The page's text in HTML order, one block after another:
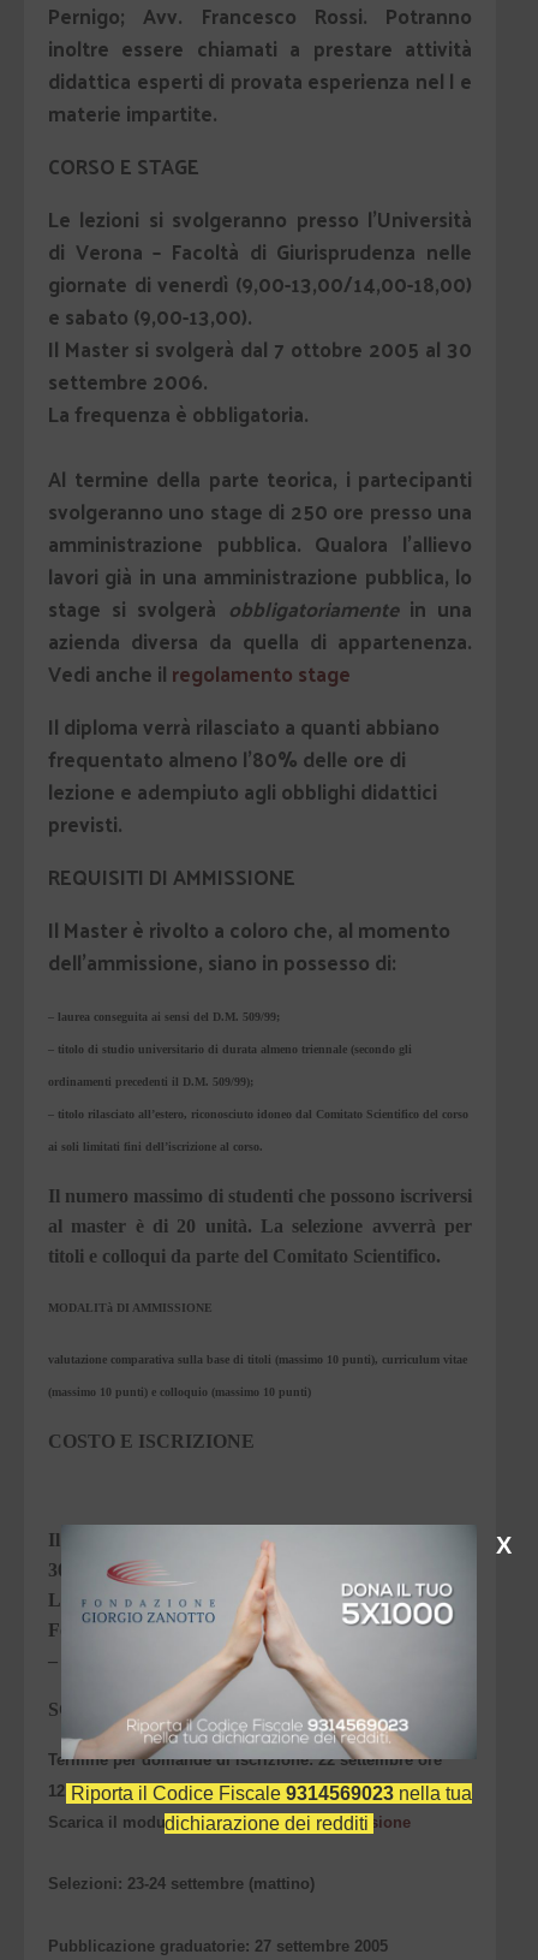
Pernigo; Avv. Francesco Rossi. Potranno
inoltre essere chiamati a prestare attività
didattica esperti di provata esperienza nel l e
materie impartite.
CORSO E STAGE
Le lezioni si svolgeranno presso l’Università
di Verona – Facoltà di Giurisprudenza nelle
giornate divenerdì (9,00-13,00/14,00-18,00)
e sabato (9,00-13,00).
Il Master si svolgerà dal 7 ottobre 2005 al 30
settembre 2006.
La frequenza è obbligatoria.
Al termine della parte teorica, i partecipanti
svolgeranno uno stage di 250 ore presso una
amministrazione pubblica. Qualora l’allievo
lavori già in una amministrazione pubblica, lo
stage si svolgerà obbligatoriamente in una
azienda diversa da quella di appartenenza.
Vedi anche il regolamento stage
Il diploma verrà rilasciato a quanti abbiano
frequentato almeno l’80% delle ore di
lezione e adempiuto agli obblighi didattici
previsti.
REQUISITI DI AMMISSIONE
Il Master è rivolto a coloro che, al momento
dell’ammissione, siano in possesso di:
– laurea conseguita ai sensi del D.M. 509/99;
– titolo di studio universitario di durata almeno triennale (secondo gli
ordinamenti precedenti il D.M. 509/99);
– titolo rilasciato all’estero, riconosciuto idoneo dal Comitato Scientifico del corso
ai soli limitati fini dell’iscrizione al corso.
Il numero massimo di studenti che possono iscriversi
al master è di 20 unità. La selezione avverrà per
titoli e colloqui da parte del Comitato Scientifico.
MODALITà DI AMMISSIONE
valutazione comparativa sulla base di titoli (massimo 10 punti), curriculum vitae
(massimo 10 punti) e colloquio (massimo 10 punti)
COSTO E ISCRIZIONE
Il contributo di partecipazione individuale è pari a
3000 euro comprensivi di tasse universitarie.
La documentazione è disponibile presso l’Ufficio
Formazione e Post-Lauream, via San Francesco, 22
– tel. 045 8028477.
SCADENZE
Termine per domande di iscrizione:22settembreore
12.00.
Scarica il modulo delladomanda di ammissione
Selezioni: 23-24 settembre (mattino)
Pubblicazione graduatorie: 27 settembre 2005
Riporta il Codice Fiscale 9314569023 nella tua
dichiarazione dei redditi
X